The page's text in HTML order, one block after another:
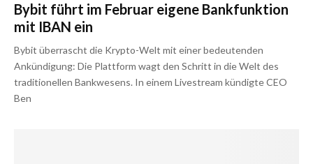
Bybit führt im Februar eigene Bankfunktion
mit IBAN ein
Bybit überrascht die Krypto-Welt mit einer bedeutenden
Ankündigung: Die Plattform wagt den Schritt in die Welt des
traditionellen Bankwesens. In einem Livestream kündigte CEO
Ben